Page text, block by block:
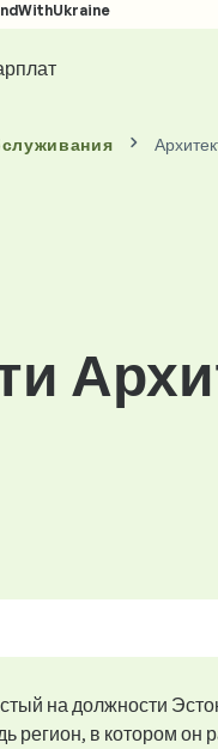
на должности
регион, в котором он